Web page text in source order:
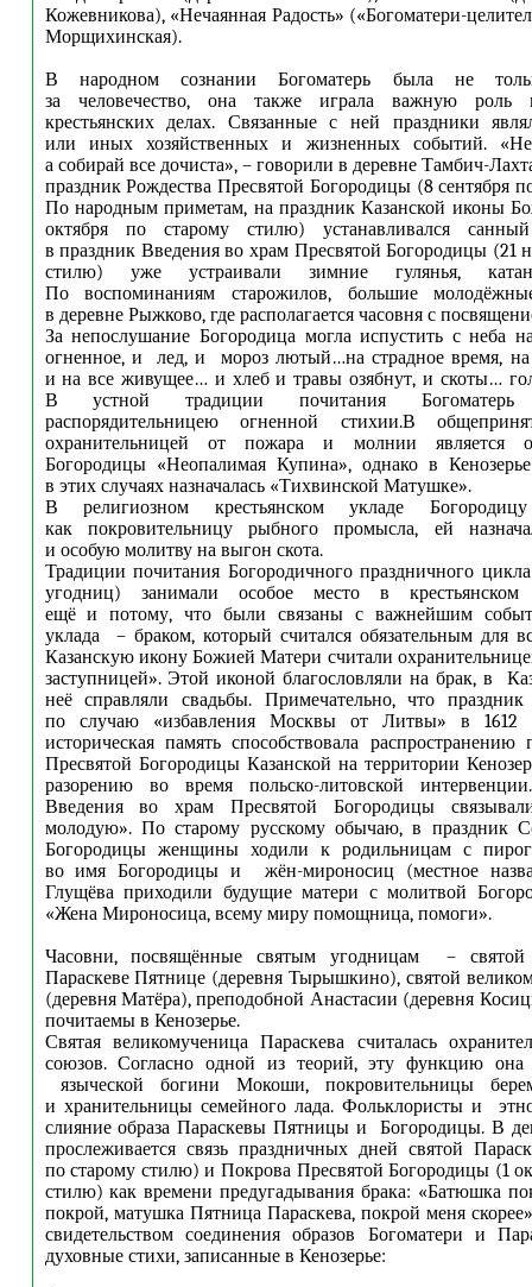
Кожевникова), «Нечаянная Радость» («Богоматери-
Морщихинская).
В народном сознании Богоматерь была не
за человечество, она также играла важную роль
крестьянских делах. Связанные с ней праздники
или иных хозяйственных и жизненных событий.
а собирай все дочиста», – говорили в деревне Тамбич-
праздник Рождества Пресвятой Богородицы (8 сентября
По народным приметам, на праздник Казанской иконы
октября по старому стилю) устанавливался
в праздник Введения во храм Пресвятой Богородицы (21
стилю) уже устраивали зимние гулянья,
По воспоминаниям старожилов, большие
в деревне Рыжково, где располагается часовня с
За непослушание Богородица могла испустить с неба
огненное, и лед, и мороз лютый…на страдное время,
и на все живущее… и хлеб и травы озябнут, и скоты…
В устной традиции почитания Богоматерь
распорядительницею огненной стихии.В
охранительницей от пожара и молнии является
Богородицы «Неопалимая Купина», однако в
в этих случаях назначалась «Тихвинской Матушке».
В религиозном крестьянском укладе
как покровительницу рыбного промысла, ей
и особую молитву на выгон скота.
Традиции почитания Богородичного праздничного
угодниц) занимали особое место в крестьянском
ещё и потому, что были связаны с важнейшим
уклада – браком, который считался обязательным для
Казанскую икону Божией Матери считали
заступницей». Этой иконой благословляли на брак, в
неё справляли свадьбы. Примечательно, что
по случаю «избавления Москвы от Литвы» в 1612
историческая память способствовала
Пресвятой Богородицы Казанской на территории
разорению во время польско-литовской
Введения во храм Пресвятой Богородицы
молодую». По старому русскому обычаю, в праздник
Богородицы женщины ходили к родильницам с
во имя Богородицы и жён-мироносиц (местное
Глущёва приходили будущие матери с молитвой
«Жена Мироносица, всему миру помощница, помоги».
Часовни, посвящённые святым угодницам – святой
Параскеве Пятнице (деревня Тырышкино), святой
(деревня Матёра), преподобной Анастасии (деревня
почитаемы в Кенозерье.
Святая великомученица Параскева считалась
союзов. Согласно одной из теорий, эту функцию она
языческой богини Мокоши, покровительницы
и хранительницы семейного лада. Фольклористы и
слияние образа Параскевы Пятницы и Богородицы. В
прослеживается связь праздничных дней святой
по старому стилю) и Покрова Пресвятой Богородицы (1
стилю) как времени предугадывания брака: «Батюшка
покрой, матушка Пятница Параскева, покрой меня
свидетельством соединения образов Богоматери и
духовные стихи, записанные в Кенозерье: